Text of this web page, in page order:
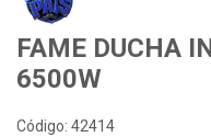
FAME DUCHA
6500W
Código: 42414